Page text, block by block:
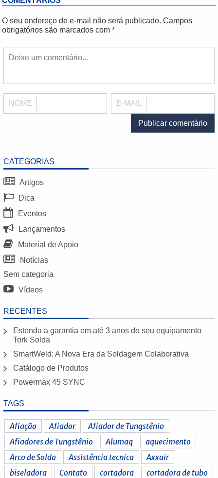
CATEGORIAS
Artigos
Dica
Eventos
Lançamentos
Material de Apoio
Notícias
Sem categoria
Vídeos
RECENTES
Estenda a garantia em até 3 anos do seu equipamento
Tork Solda
SmartWeld: A Nova Era da Soldagem Colaborativa
Catálogo de Produtos
Powermax 45 SYNC
TAGS
Afiação Afiador
Afiador de Tungstênio
Afiadores de Tungstênio
Alumaq
aquecimento
Arco de Solda
Assistência tecnica
Axxair
biseladora
Contato cortadora
cortadora de tubo
O seu endereço de e-mail não será publicado. Campos
obrigatórios são marcados com *
NOME E-MAIL